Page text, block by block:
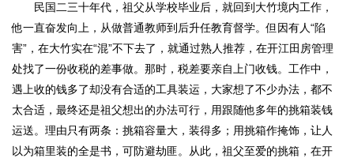
民国二三十年代，祖父从学校毕业后，就回到大竹境内工作，
他一直奋发向上，从做普通教师到后升任教育督学。但因有人“陷
害”，在大竹实在“混”不下去了，就通过熟人推荐，在开江田房管理
处找了一份收税的差事做。那时，税差要亲自上门收钱。工作中，
遇上收的钱多了却没有合适的工具装运，大家想了不少办法，都不
太合适，最终还是祖父想出的办法可行，用跟随他多年的挑箱装钱
运送。理由只有两条：挑箱容量大，装得多；用挑箱作掩饰，让人
以为箱里装的全是书，可防避劫匪。从此，祖父至爱的挑箱，在开